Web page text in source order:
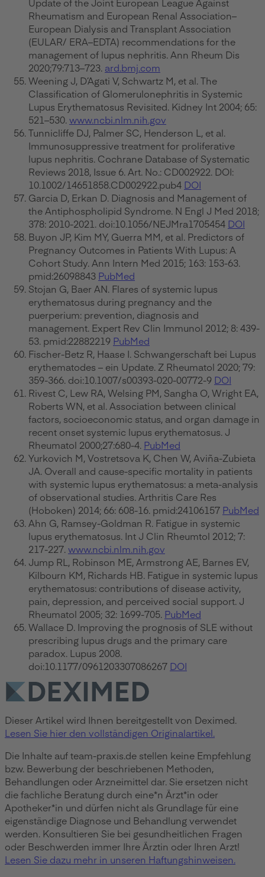
Rheumatism and European Renal Association–
European Dialysis and Transplant Association
(EULAR/ ERA–EDTA) recommendations for the
management of lupus nephritis. Ann Rheum Dis
2020;79:713–723. ard.bmj.com
Weening J, D’Agati V, Schwartz M, et al. The
Classification of Glomerulonephritis in Systemic
Lupus Erythematosus Revisited. Kidney Int 2004; 65:
521–530. www.ncbi.nlm.nih.gov
Tunnicliffe DJ, Palmer SC, Henderson L, et al.
Immunosuppressive treatment for proliferative
lupus nephritis. Cochrane Database of Systematic
Reviews 2018, Issue 6. Art. No.: CD002922. DOI:
10.1002/14651858.CD002922.pub4 DOI
Garcia D, Erkan D. Diagnosis and Management of
the Antiphospholipid Syndrome. N Engl J Med 2018;
378: 2010-2021. doi:10.1056/NEJMra1705454 DOI
Buyon JP, Kim MY, Guerra MM, et al. Predictors of
Pregnancy Outcomes in Patients With Lupus: A
Cohort Study. Ann Intern Med 2015; 163: 153-63.
pmid:26098843 PubMed
Stojan G, Baer AN. Flares of systemic lupus
erythematosus during pregnancy and the
puerperium: prevention, diagnosis and
management. Expert Rev Clin Immunol 2012; 8: 439-
53. pmid:22882219 PubMed
Fischer-Betz R, Haase I. Schwangerschaft bei Lupus
erythematodes – ein Update. Z Rheumatol 2020; 79:
359-366. doi:10.1007/s00393-020-00772-9 DOI
Rivest C, Lew RA, Welsing PM, Sangha O, Wright EA,
Roberts WN, et al. Association between clinical
factors, socioeconomic status, and organ damage in
recent onset systemic lupus erythematosus. J
Rheumatol 2000;27:680-4. PubMed
Yurkovich M, Vostretsova K, Chen W, Aviña-Zubieta
JA. Overall and cause-specific mortality in patients
with systemic lupus erythematosus: a meta-analysis
of observational studies. Arthritis Care Res
(Hoboken) 2014; 66: 608-16. pmid:24106157 PubMed
Ahn G, Ramsey-Goldman R. Fatigue in systemic
lupus erythematosus. Int J Clin Rheumtol 2012; 7:
217-227. www.ncbi.nlm.nih.gov
Jump RL, Robinson ME, Armstrong AE, Barnes EV,
Kilbourn KM, Richards HB. Fatigue in systemic lupus
erythematosus: contributions of disease activity,
pain, depression, and perceived social support. J
Rheumatol 2005; 32: 1699-705. PubMed
Wallace D. Improving the prognosis of SLE without
prescribing lupus drugs and the primary care
paradox. Lupus 2008.
doi:10.1177/0961203307086267 DOI
Dieser Artikel wird Ihnen bereitgestellt von Deximed.
Lesen Sie hier den vollständigen Originalartikel.
Die Inhalte auf team-praxis.de stellen keine Empfehlung
bzw. Bewerbung der beschriebenen Methoden,
Behandlungen oder Arzneimittel dar. Sie ersetzen nicht
die fachliche Beratung durch eine*n Ärzt*in oder
Apotheker*in und dürfen nicht als Grundlage für eine
eigenständige Diagnose und Behandlung verwendet
werden. Konsultieren Sie bei gesundheitlichen Fragen
oder Beschwerden immer Ihre Ärztin oder Ihren Arzt!
Lesen Sie dazu mehr in unseren Haftungshinweisen.